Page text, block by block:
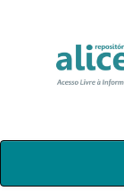
Skip